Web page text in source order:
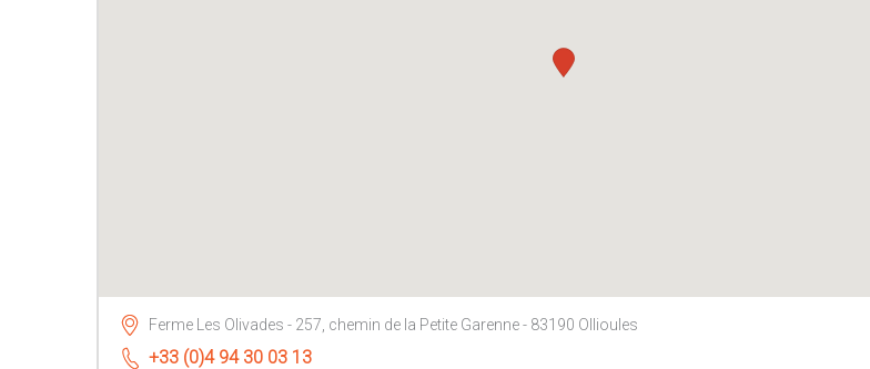
Ferme Les Olivades - 257, chemin de la Petite Garenne - 83190 Ollioules
+33 (0)4 94 30 03 13